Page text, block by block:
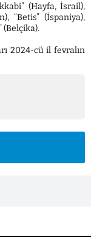
(Hayfa, İsrail),
“Betis” (İspaniya),
(Belçika).
2024-cü il fevralın